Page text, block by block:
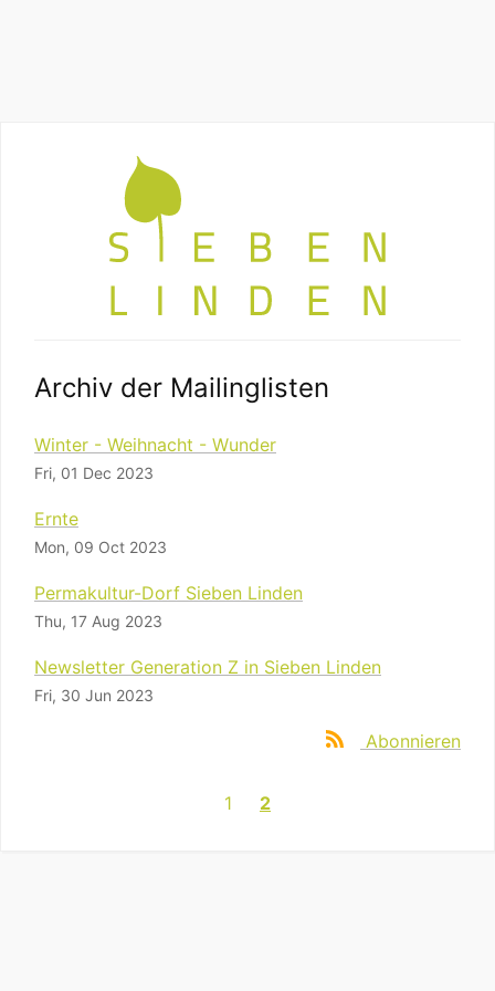
Archiv der Mailinglisten
Winter - Weihnacht - Wunder
Fri, 01 Dec 2023
Ernte
Mon, 09 Oct 2023
Permakultur-Dorf Sieben Linden
Thu, 17 Aug 2023
Newsletter Generation Z in Sieben Linden
Fri, 30 Jun 2023
Abonnieren
1 2